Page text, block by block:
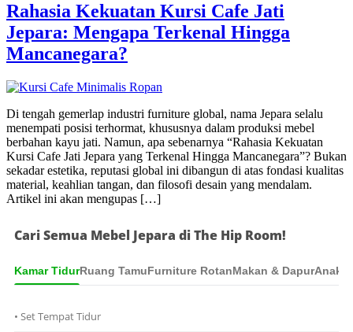
Rahasia Kekuatan Kursi Cafe Jati
Jepara: Mengapa Terkenal Hingga
Mancanegara?
Di tengah gemerlap industri furniture global, nama Jepara selalu
menempati posisi terhormat, khususnya dalam produksi mebel
berbahan kayu jati. Namun, apa sebenarnya “Rahasia Kekuatan
Kursi Cafe Jati Jepara yang Terkenal Hingga Mancanegara”? Bukan
sekadar estetika, reputasi global ini dibangun di atas fondasi kualitas
material, keahlian tangan, dan filosofi desain yang mendalam.
Artikel ini akan mengupas […]
Cari Semua Mebel Jepara di The Hip Room!
Kamar TidurRuang TamuFurniture RotanMakan & DapurAnak
• Set Tempat Tidur